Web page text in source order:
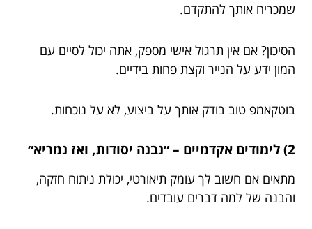
שמכריח אותך להתקדם.
הסיכון? אם אין תרגול אישי מספק, אתה יכול לסיים עם
המון ידע על הנייר וקצת פחות בידיים.
בוטקאמפ טוב בודק אותך על ביצוע, לא על נוכחות.
2) לימודים אקדמיים – ״נבנה יסודות, ואז נמריא״
מתאים אם חשוב לך עומק תיאורטי, יכולת ניתוח חזקה,
והבנה של למה דברים עובדים.